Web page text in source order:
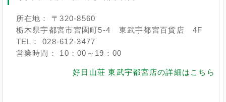
所在地： 〒320-8560
栃木県宇都宮市宮園町5-4 東武宇都宮百貨店 4F
TEL： 028-612-3477
営業時間： 10：00～19：00
好日山荘 東武宇都宮店の詳細はこちら